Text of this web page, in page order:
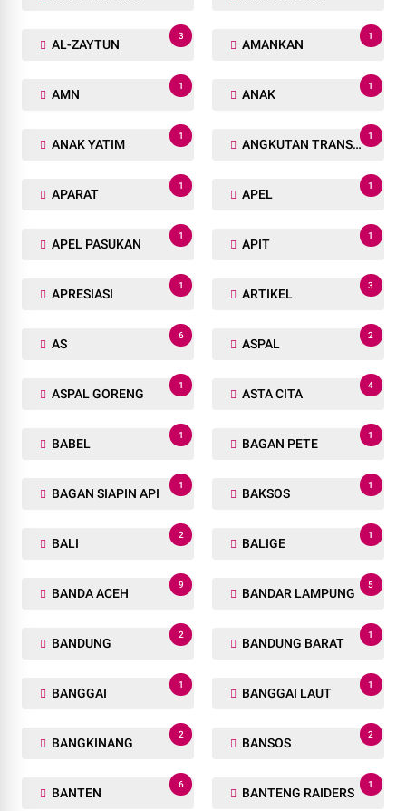
AL-ZAYTUN
3
AMANKAN
1
AMN
1
ANAK
1
ANAK YATIM
1
ANGKUTAN TRANSPORTASI
1
APARAT
1
APEL
1
APEL PASUKAN
1
APIT
1
APRESIASI
1
ARTIKEL
3
AS
6
ASPAL
2
ASPAL GORENG
1
ASTA CITA
4
BABEL
1
BAGAN PETE
1
BAGAN SIAPIN API
1
BAKSOS
1
BALI
2
BALIGE
1
BANDA ACEH
9
BANDAR LAMPUNG
5
BANDUNG
2
BANDUNG BARAT
1
BANGGAI
1
BANGGAI LAUT
1
BANGKINANG
2
BANSOS
2
BANTEN
6
BANTENG RAIDERS
1